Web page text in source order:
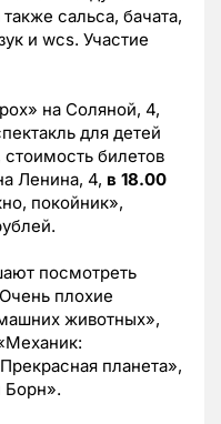
сальса, бачата,
и wcs. Участие
на Соляной, 4,
для детей
билетов
Ленина, 4, в 18.00
покойник»,
посмотреть
плохие
животных»,
планета»,